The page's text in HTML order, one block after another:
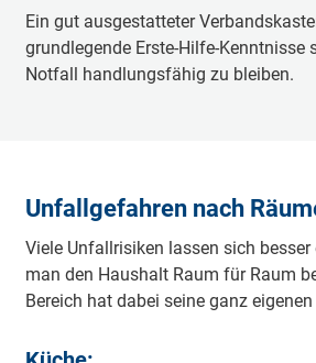
Ein gut ausgestatteter
grundlegende Erste-Hilfe-Kenntnisse
Notfall handlungsfähig zu bleiben.
Unfallgefahren nach
Viele Unfallrisiken lassen sich besser
man den Haushalt Raum für Raum
Bereich hat dabei seine ganz